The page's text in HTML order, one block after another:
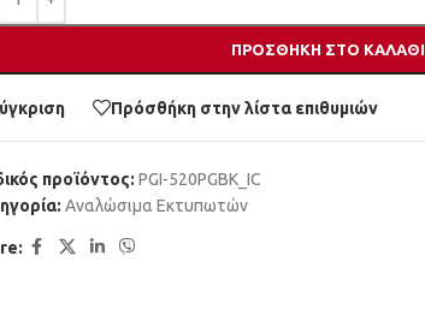
ΠΡΟΣΘΉΚΗ ΣΤΟ ΚΑΛΆΘΙ
Πρόσθήκη στην λίστα επιθυμιών
προϊόντος: PGI-520PGBK_IC
Αναλώσιμα Εκτυπωτών